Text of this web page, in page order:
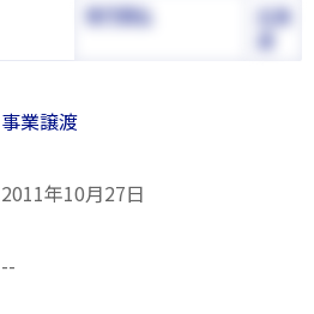
専門商社
北海
事業譲渡
2011年10月27日
--